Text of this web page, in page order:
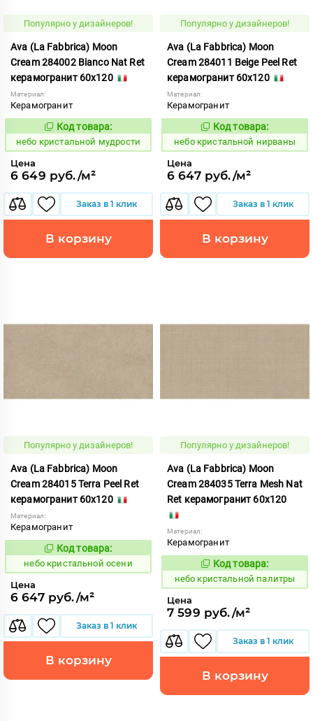
Популярно у дизайнеров!
Ava (La Fabbrica) Moon
Cream 284002 Bianco Nat Ret
керамогранит 60x120
Материал:
Керамогранит
1123805
Код товара:
небо кристальной мудрости
Цена
6 649 руб./м²
Заказ в 1 клик
В корзину
Популярно у дизайнеров!
Ava (La Fabbrica) Moon
Cream 284011 Beige Peel Ret
керамогранит 60x120
Материал:
Керамогранит
1123809
Код товара:
небо кристальной нирваны
Цена
6 647 руб./м²
Заказ в 1 клик
В корзину
Популярно у дизайнеров!
Ava (La Fabbrica) Moon
Cream 284015 Terra Peel Ret
керамогранит 60x120
Материал:
Керамогранит
1123815
Код товара:
небо кристальной осени
Цена
6 647 руб./м²
Заказ в 1 клик
В корзину
Популярно у дизайнеров!
Ava (La Fabbrica) Moon
Cream 284035 Terra Mesh Nat
Ret керамогранит 60x120
Материал:
Керамогранит
1123816
Код товара:
небо кристальной палитры
Цена
7 599 руб./м²
Заказ в 1 клик
В корзину